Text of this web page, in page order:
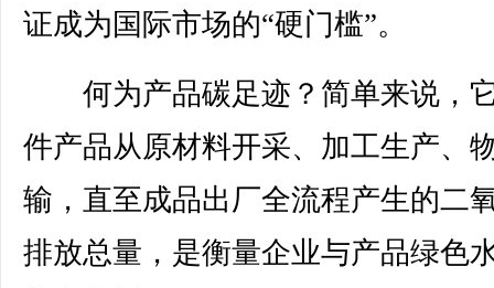
证成为国际市场的“硬门槛”。
何为产品碳足迹？简单来说，
件产品从原材料开采、加工生产、
输，直至成品出厂全流程产生的二
排放总量，是衡量企业与产品绿色